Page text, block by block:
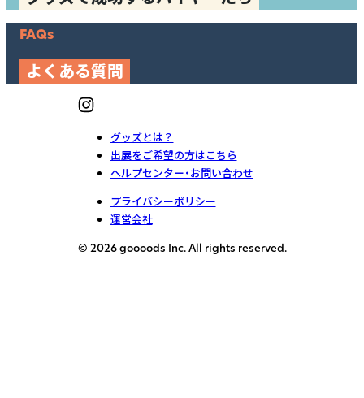
FAQs
よくある質問
グッズとは？
出展をご希望の方はこちら
ヘルプセンター・お問い合わせ
プライバシーポリシー
運営会社
© 2026 goooods Inc. All rights reserved.